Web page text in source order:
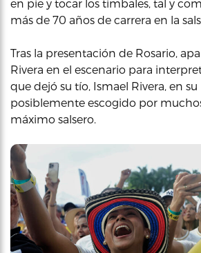
en pie y tocar los timbales, tal y
más de 70 años de carrera en la
Tras la presentación de Rosario,
Rivera en el escenario para
que dejó su tío, Ismael Rivera, en
posiblemente escogido por
máximo salsero.